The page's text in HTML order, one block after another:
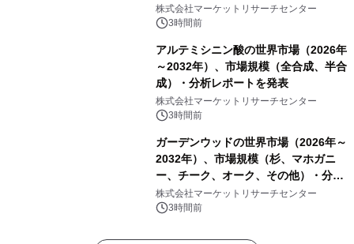
ーおよびモニタリングシステム、その
他）・分析レポートを発表
株式会社マーケットリサーチセンター
3時間前
アルテミシニン酸の世界市場（2026年
～2032年）、市場規模（全合成、半合
成）・分析レポートを発表
株式会社マーケットリサーチセンター
3時間前
ガーデンウッドの世界市場（2026年～
2032年）、市場規模（杉、マホガニ
ー、チーク、オーク、その他）・分析
レポートを発表
株式会社マーケットリサーチセンター
3時間前